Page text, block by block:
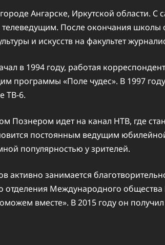
Ангарске, Иркутской области. С
телеведущим. После окончания школы
и искусств на факультет
в 1994 году, работая
программы «Поле чудес». В 1997
ТВ-6.
Познером идет на канал НТВ, где
постоянным ведущим
популярностью у зрителей.
занимается
Международного общества
вместе». В 2015 году он получил